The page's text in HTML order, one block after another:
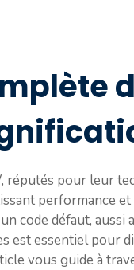
réputés pour leur
performance
code défaut, aussi
est essentiel pour
vous guide à